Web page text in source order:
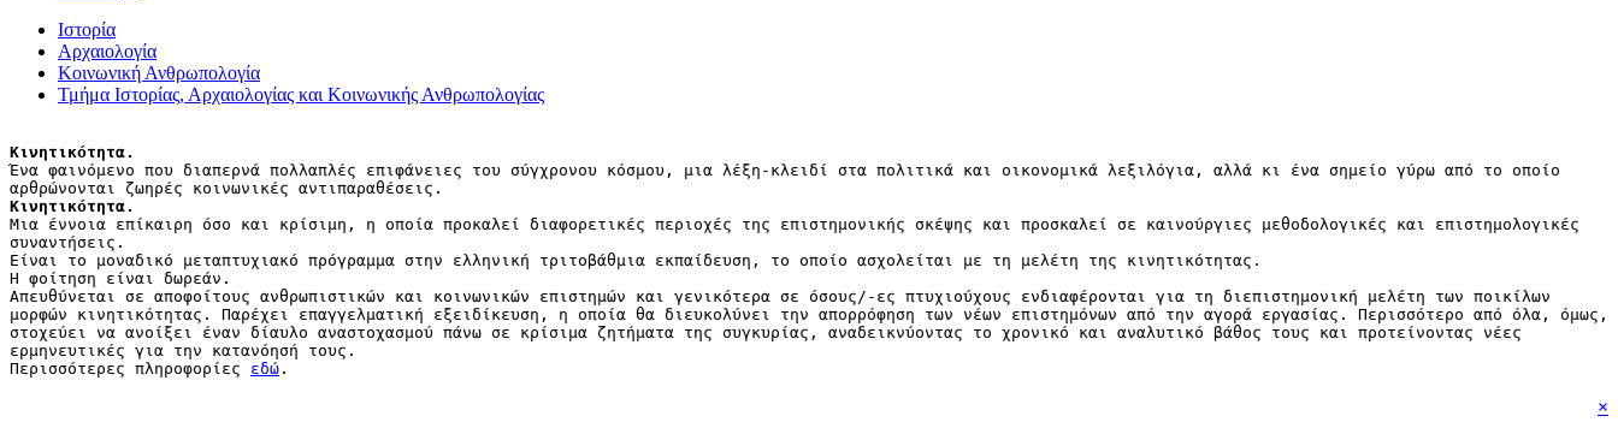
Ιστορία
Αρχαιολογία
Κοινωνική Ανθρωπολογία
Τμήμα Ιστορίας, Αρχαιολογίας και Κοινωνικής Ανθρωπολογίας
Κινητικότητα.
Ένα φαινόμενο που διαπερνά πολλαπλές επιφάνειες του σύγχρονου κόσμου, μια λέξη-κλειδί στα πολιτικά και οικονομικά λεξιλόγια, αλλά κι ένα σημείο γύρω από το οποίο
αρθρώνονται ζωηρές κοινωνικές αντιπαραθέσεις.
Κινητικότητα.
Μια έννοια επίκαιρη όσο και κρίσιμη, η οποία προκαλεί διαφορετικές περιοχές της επιστημονικής σκέψης και προσκαλεί σε καινούργιες μεθοδολογικές και επιστημολογικές
συναντήσεις.
Είναι το μοναδικό μεταπτυχιακό πρόγραμμα στην ελληνική τριτοβάθμια εκπαίδευση, το οποίο ασχολείται με τη μελέτη της κινητικότητας.
Η φοίτηση είναι δωρεάν.
Απευθύνεται σε αποφοίτους ανθρωπιστικών και κοινωνικών επιστημών και γενικότερα σε όσους/-ες πτυχιούχους ενδιαφέρονται για τη διεπιστημονική μελέτη των ποικίλων
μορφών κινητικότητας. Παρέχει επαγγελματική εξειδίκευση, η οποία θα διευκολύνει την απορρόφηση των νέων επιστημόνων από την αγορά εργασίας. Περισσότερο από όλα, όμως,
στοχεύει να ανοίξει έναν δίαυλο αναστοχασμού πάνω σε κρίσιμα ζητήματα της συγκυρίας, αναδεικνύοντας το χρονικό και αναλυτικό βάθος τους και προτείνοντας νέες
ερμηνευτικές για την κατανόησή τους.
Περισσότερες πληροφορίες εδώ .
×